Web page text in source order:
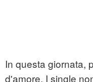
In questa giornata,
d'amore. I single